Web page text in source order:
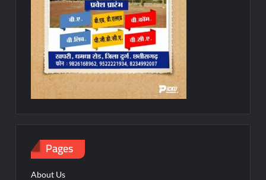
Pages
About Us